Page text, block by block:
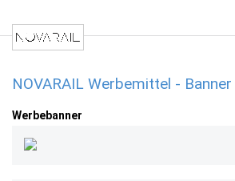
NOVARAIL Werbemittel -
Werbebanner